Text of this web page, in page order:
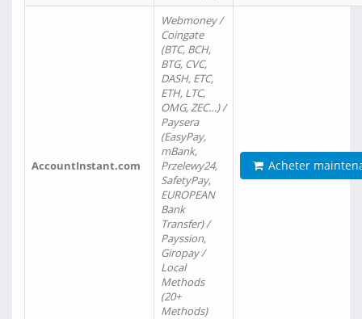
AccountInstant.com
Webmoney /
Coingate
(BTC, BCH,
BTG, CVC,
DASH, ETC,
ETH, LTC,
OMG, ZEC…) /
Paysera
(EasyPay,
mBank,
Przelewy24,
SafetyPay,
EUROPEAN
Bank
Transfer) /
Payssion,
Giropay /
Local
Methods
(20+
Methods)
Acheter